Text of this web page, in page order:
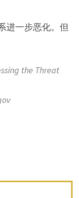
进一步恶化。但
the Threat